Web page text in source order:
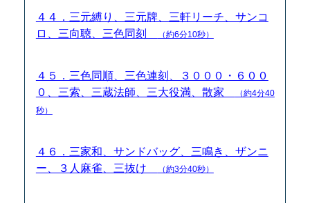
４４．三元縛り、三元牌、三軒リーチ、サンコ
ロ、三向聴、三色同刻
（約6分10秒）
４５．三色同順、三色連刻、３０００・６００
０、三索、三蔵法師、三大役満、散家
（約4分40
秒）
４６．三家和、サンドバッグ、三鳴き、ザンニ
ー、３人麻雀、三抜け
（約3分40秒）